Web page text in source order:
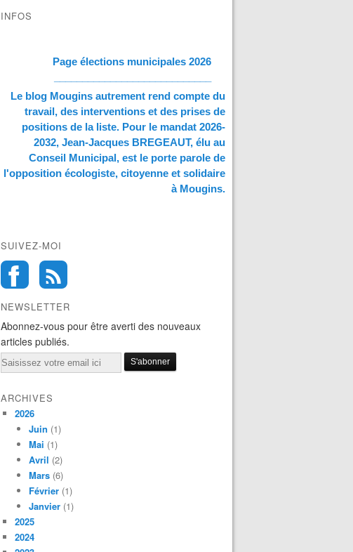
INFOS
Page élections municipales 2026
Le blog Mougins autrement rend compte du
travail, des interventions et des prises de
positions de la liste. Pour le mandat 2026-
2032, Jean-Jacques BREGEAUT, élu au
Conseil Municipal, est le porte parole de
l'opposition écologiste, citoyenne et solidaire
à Mougins.
SUIVEZ-MOI
NEWSLETTER
Abonnez-vous pour être averti des nouveaux
articles publiés.
Email
ARCHIVES
2026
Juin (1)
Mai (1)
Avril (2)
Mars (6)
Février (1)
Janvier (1)
2025
2024